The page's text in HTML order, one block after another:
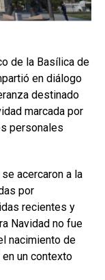
de la Basílica de
en diálogo
destinado
marcada por
personales
acercaron a la
por
recientes y
Navidad no fue
nacimiento de
un contexto